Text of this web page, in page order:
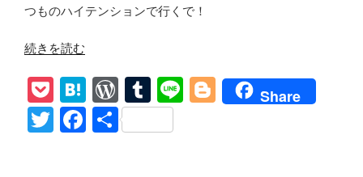
つものハイテンションで行くで！
“【ウ
ー
キ
ン
続きを読む
P
o
ck
H
at
e
W
or
d
T
u
m
Li
Bl
Share
T
F
共